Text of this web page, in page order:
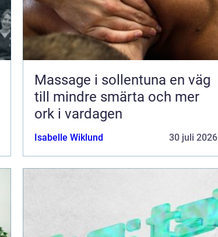
Massage i sollentuna en väg
till mindre smärta och mer
ork i vardagen
Isabelle Wiklund 30 juli 2026